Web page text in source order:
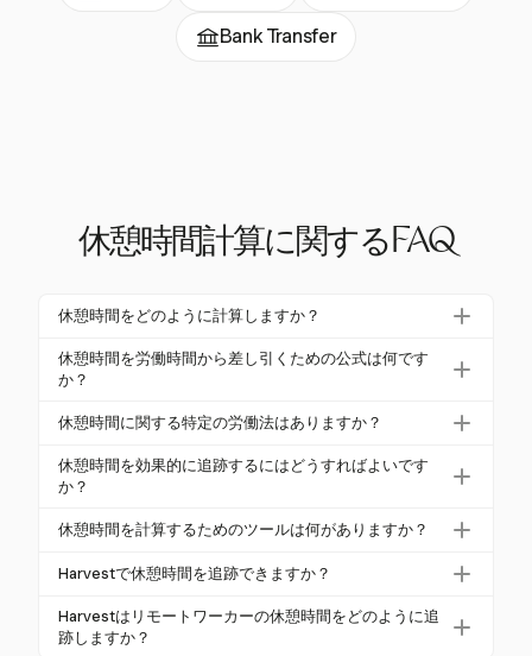
Bank Transfer
休憩時間計算に関するFAQ
休憩時間をどのように計算しますか？
休憩時間を計算するには、総労働時間から休憩の合
計分数を差し引きます。たとえば、8時間働いて30分
ます。
休憩時間を労働時間から差し引くための公式は何です
か？
休憩時間を労働時間から差し引くための公式は次の
間。これにより、すべての無給休憩期間を考慮に入
れることができます。
休憩時間に関する特定の労働法はありますか？
はい、休憩時間に関する労働法は地域によって異な
ります。アメリカでは、20分未満の休憩は通常有給
内容は地元の法律を確認してください。
休憩時間を効果的に追跡するにはどうすればよいです
か？
Harvestのようなデジタルツールを使用して、休憩時
のタイマーを開始・停止でき、正確な記録を確保し
休憩時間を計算するためのツールは何がありますか？
タイムカード計算機のようなツールが休憩時間の計
了時刻、休憩を入力することで、総有給時間の計算
を自動化します。
Harvestで休憩時間を追跡できますか？
はい、Harvestは手動のスタート/ストップタイマーを
使用して休憩時間を追跡でき、すべての労働時間と
Harvestはリモートワーカーの休憩時間をどのように追
跡しますか？